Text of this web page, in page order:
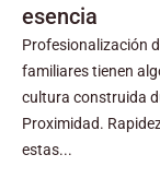
esencia
Profesionalización
familiares tienen
cultura construida
Proximidad.
estas...